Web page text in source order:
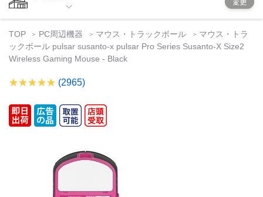
TOP PC周辺機器 マウス・トラックボール
マウス・トラ
ックボール pulsar susanto-x pulsar Pro Series Susanto-X Size2
Wireless Gaming Mouse - Black
(2965)